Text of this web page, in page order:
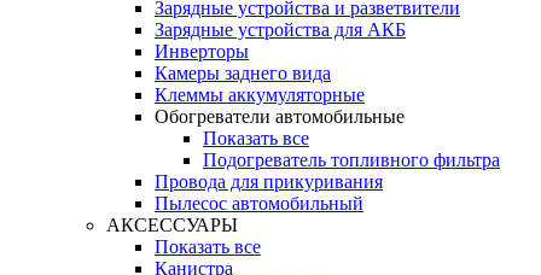
Зарядные устройства и разветвители
Зарядные устройства для АКБ
Инверторы
Камеры заднего вида
Клеммы аккумуляторные
Обогреватели автомобильные
Показать все
Подогреватель топливного фильтра
Провода для прикуривания
Пылесос автомобильный
АКСЕССУАРЫ
Показать все
Канистра